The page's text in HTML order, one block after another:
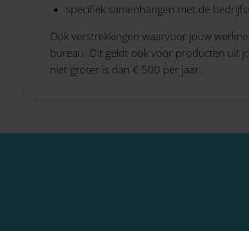
specifiek samenhangen met de
Ook verstrekkingen waarvoor jouw
bureau. Dit geldt ook voor producten uit
niet groter is dan € 500 per jaar.